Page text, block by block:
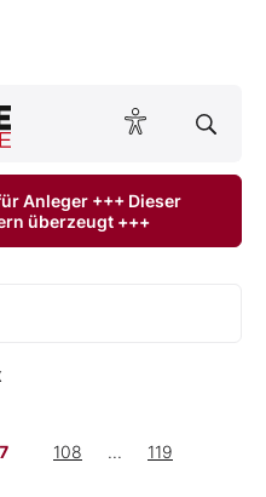
Anleger +++ Dieser
überzeugt +++
108 ... 119